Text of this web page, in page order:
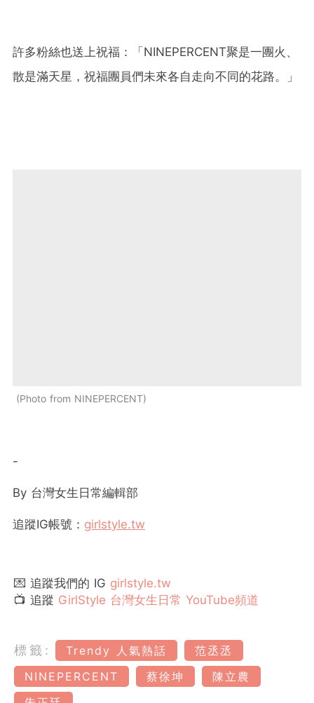
許多粉絲也送上祝福：「NINEPERCENT聚是一團火、
散是滿天星，祝福團員們未來各自走向不同的花路。」
Photo from NINEPERCENT
-
By 台灣女生日常編輯部
追蹤IG帳號： girlstyle.tw
💌 追蹤我們的 IG girlstyle.tw
📺 追蹤 GirlStyle 台灣女生日常 YouTube頻道
標籤: Trendy 人氣熱話
范丞丞
NINEPERCENT
蔡徐坤
陳立農